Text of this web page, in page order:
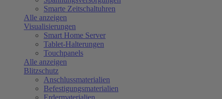
Smarte Zeitschaltuhren
Alle anzeigen
Visualisierungen
Smart Home Server
Tablet-Halterungen
Touchpanels
Alle anzeigen
Blitzschutz
Anschlussmaterialien
Befestigungsmaterialien